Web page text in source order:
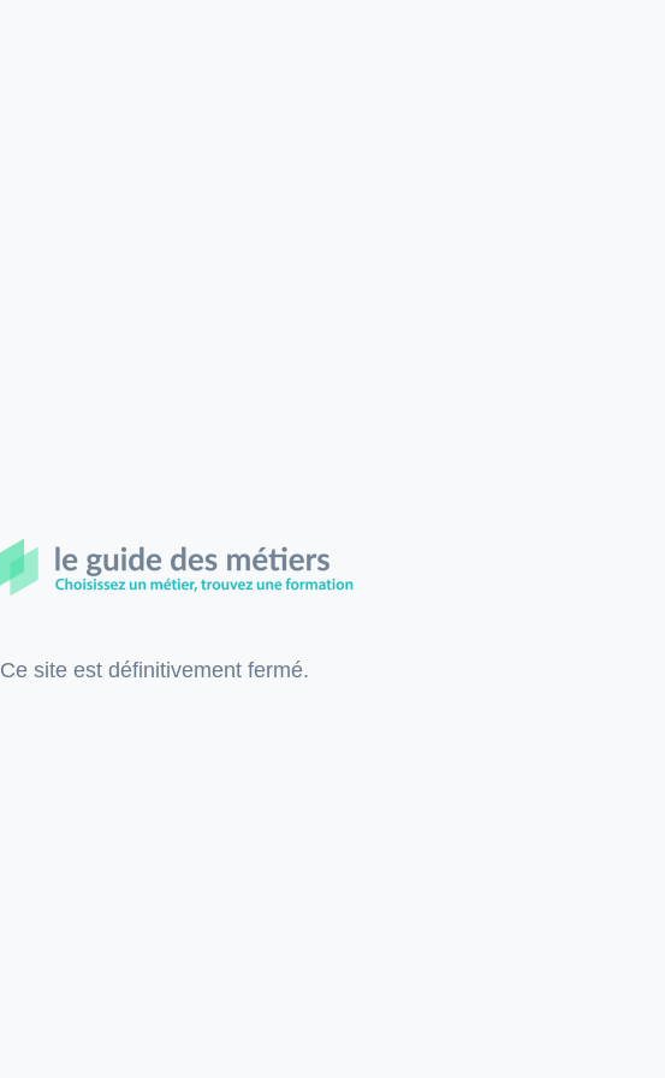
Ce site est définitivement fermé.